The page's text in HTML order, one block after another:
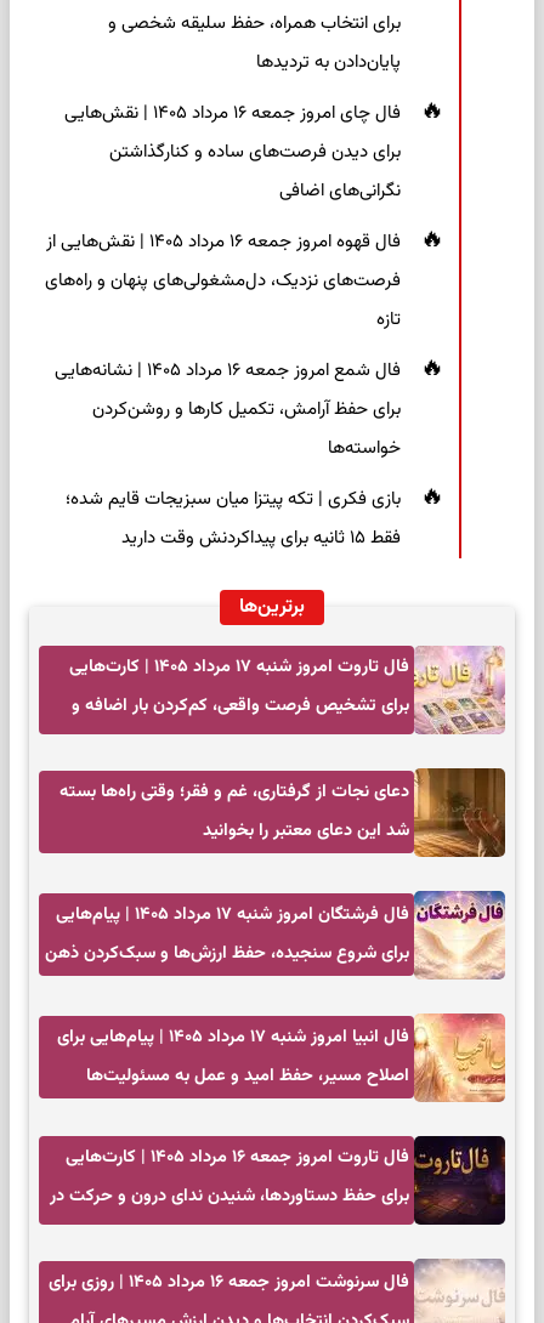
برای انتخاب همراه، حفظ سلیقه شخصی و
پایان‌دادن به تردیدها
فال چای امروز جمعه ۱۶ مرداد ۱۴۰۵ | نقش‌هایی
برای دیدن فرصت‌های ساده و کنارگذاشتن
نگرانی‌های اضافی
فال قهوه امروز جمعه ۱۶ مرداد ۱۴۰۵ | نقش‌هایی از
فرصت‌های نزدیک، دل‌مشغولی‌های پنهان و راه‌های
تازه
فال شمع امروز جمعه ۱۶ مرداد ۱۴۰۵ | نشانه‌هایی
برای حفظ آرامش، تکمیل کارها و روشن‌کردن
خواسته‌ها
بازی فکری | تکه پیتزا میان سبزیجات قایم شده؛
فقط ۱۵ ثانیه برای پیداکردنش وقت دارید
برترین‌ها
فال تاروت امروز شنبه ۱۷ مرداد ۱۴۰۵ | کارت‌هایی
برای تشخیص فرصت واقعی، کم‌کردن بار اضافه و
دعای نجات از گرفتاری، غم و فقر؛ وقتی راه‌ها بسته
شد این دعای معتبر را بخوانید
فال فرشتگان امروز شنبه ۱۷ مرداد ۱۴۰۵ | پیام‌هایی
برای شروع سنجیده، حفظ ارزش‌ها و سبک‌کردن ذهن
فال انبیا امروز شنبه ۱۷ مرداد ۱۴۰۵ | پیام‌هایی برای
اصلاح مسیر، حفظ امید و عمل به مسئولیت‌ها
فال تاروت امروز جمعه ۱۶ مرداد ۱۴۰۵ | کارت‌هایی
برای حفظ دستاوردها، شنیدن ندای درون و حرکت در
فال سرنوشت امروز جمعه ۱۶ مرداد ۱۴۰۵ | روزی برای